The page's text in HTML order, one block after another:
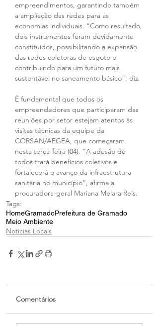
empreendimentos, garantindo também
a ampliação das redes para as
economias individuais. “Como resultado,
dois instrumentos foram devidamente
constituídos, possibilitando a expansão
das redes coletoras de esgoto e
contribuindo para um futuro mais
sustentável no saneamento básico”, diz.
É fundamental que todos os
empreendedores que participaram das
reuniões por setor estejam atentos às
visitas técnicas da equipe da
CORSAN/AEGEA, que começaram
nesta terça-feira (04). “A adesão de
todos trará benefícios coletivos e
fortalecerá o avanço da infraestrutura
sanitária no município”, afirma a
procuradora-geral Mariana Melara Reis.
Tags:
HomeGramadoPrefeitura de Gramado
Meio Ambiente
Notícias Locais
Comentários